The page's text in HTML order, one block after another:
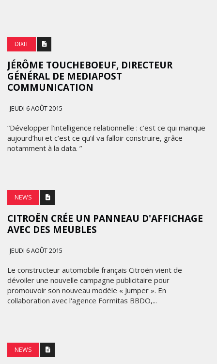
DIXIT
JÉRÔME TOUCHEBOEUF, DIRECTEUR
GÉNÉRAL DE MEDIAPOST
COMMUNICATION
JEUDI 6 AOÛT 2015
“Développer l’intelligence relationnelle : c’est ce qui manque
aujourd’hui et c’est ce qu’il va falloir construire, grâce
notamment à la data. ”
NEWS
CITROËN CRÉE UN PANNEAU D'AFFICHAGE
AVEC DES MEUBLES
JEUDI 6 AOÛT 2015
Le constructeur automobile français Citroën vient de
dévoiler une nouvelle campagne publicitaire pour
promouvoir son nouveau modèle « Jumper ». En
collaboration avec l'agence Formitas BBDO,...
NEWS